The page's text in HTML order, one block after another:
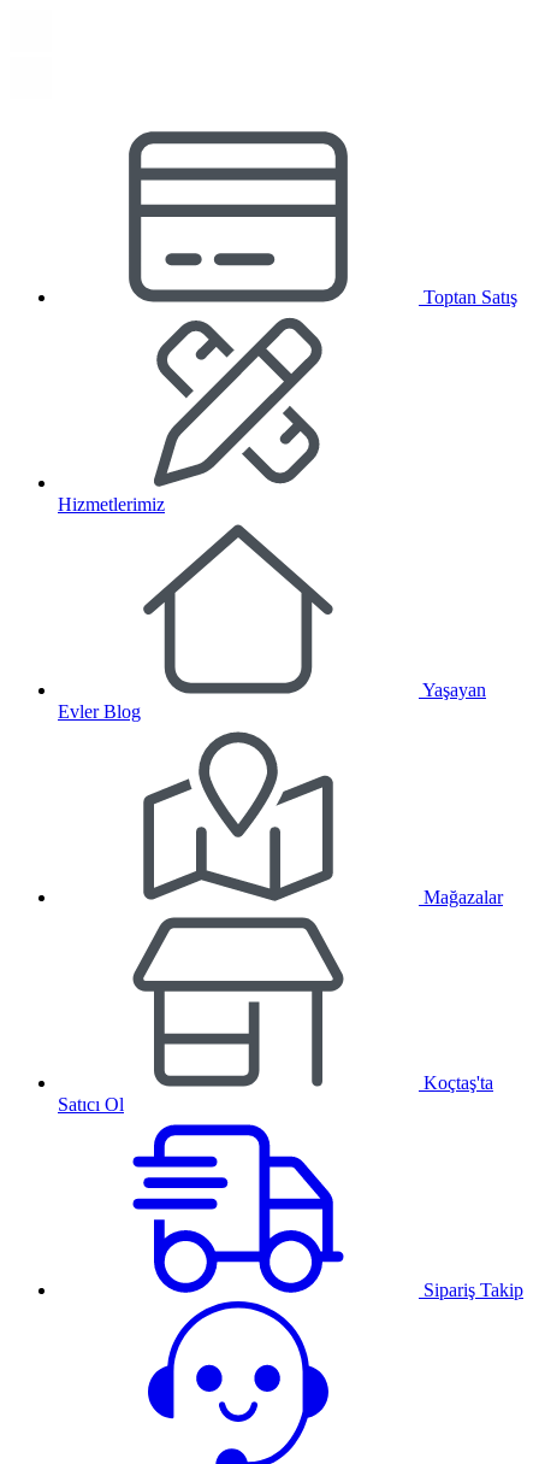
Toptan Satış
Hizmetlerimiz
Yaşayan
Evler Blog
Mağazalar
Koçtaş'ta
Satıcı Ol
Sipariş Takip